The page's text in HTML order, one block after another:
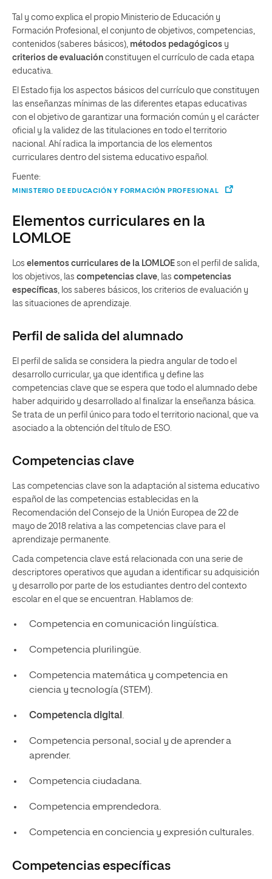
Tal y como explica el propio Ministerio de Educación y
Formación Profesional, el conjunto de objetivos, competencias,
contenidos (saberes básicos), métodos pedagógicos y
criterios de evaluación constituyen el currículo de cada etapa
educativa.
El Estado fija los aspectos básicos del currículo que constituyen
las enseñanzas mínimas de las diferentes etapas educativas
con el objetivo de garantizar una formación común y el carácter
oficial y la validez de las titulaciones en todo el territorio
nacional. Ahí radica la importancia de los elementos
curriculares dentro del sistema educativo español.
Fuente:
MINISTERIO DE EDUCACIÓN Y FORMACIÓN PROFESIONAL
Elementos curriculares en la
LOMLOE
Los elementos curriculares de la LOMLOE son el perfil de salida,
los objetivos, las competencias clave, las competencias
específicas, los saberes básicos, los criterios de evaluación y
las situaciones de aprendizaje.
Perfil de salida del alumnado
El perfil de salida se considera la piedra angular de todo el
desarrollo curricular, ya que identifica y define las
competencias clave que se espera que todo el alumnado debe
haber adquirido y desarrollado al finalizar la enseñanza básica.
Se trata de un perfil único para todo el territorio nacional, que va
asociado a la obtención del título de ESO.
Competencias clave
Las competencias clave son la adaptación al sistema educativo
español de las competencias establecidas en la
Recomendación del Consejo de la Unión Europea de 22 de
mayo de 2018 relativa a las competencias clave para el
aprendizaje permanente.
Cada competencia clave está relacionada con una serie de
descriptores operativos que ayudan a identificar su adquisición
y desarrollo por parte de los estudiantes dentro del contexto
escolar en el que se encuentran. Hablamos de:
Competencia en comunicación lingüística.
Competencia plurilingüe.
Competencia matemática y competencia en
ciencia y tecnología (STEM).
Competencia digital .
Competencia personal, social y de aprender a
aprender.
Competencia ciudadana.
Competencia emprendedora.
Competencia en conciencia y expresión culturales.
Competencias específicas